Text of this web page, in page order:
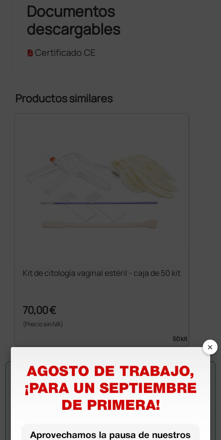
Documentos
descargables
Certificado CE
Productos similares
Kit de citología vaginal estéril - caja de 50 kit
70,00 €
(Precio sin IVA)
50 kit
×